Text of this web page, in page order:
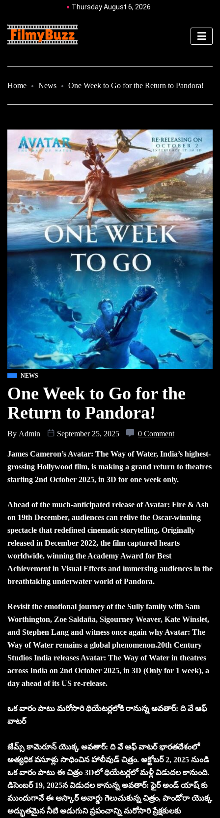
Thursday August 6, 2026
Home News One Week to Go for the Return to Pandora!
NEWS
One Week to Go for the
Return to Pandora!
By Admin September 25, 2025 0 Comment
James Cameron’s Avatar: The Way of Water, India’s highest-
grossing Hollywood film, is making a grand return to theatres
starting 2nd October 2025, in 3D for one week only.
Ahead of the much-anticipated release of Avatar: Fire & Ash
on 19th December, audiences can relive the Oscar-winning
spectacle that redefined cinematic storytelling. Originally
released in December 2022, the film captured hearts
worldwide, winning the Academy Award for Best
Achievement in Visual Effects and immersing audiences in the
breathtaking underwater world of Pandora.
Revisit the emotional journey of the Sully family with Sam
Worthington, Zoe Saldaña, Sigourney Weaver, Kate Winslet,
and Stephen Lang and witness once again why Avatar: The
Way of Water remains a global phenomenon.20th Century
Studios India releases Avatar: The Way of Water in theatres
across India on 2nd October 2025, in 3D (Only for 1 week), a
day ahead of its US re-release.
ఒక వారం పాటు మరోసారి థియేటర్లలోకి రానున్న అవతార్: ది వే ఆఫ్
వాటర్
జేమ్స్ కామెరూన్ యొక్క అవతార్: ది వే ఆఫ్ వాటర్ భారతదేశంలో
అత్యధిక వసూళ్లు సాధించిన హాలీవుడ్ చిత్రం. అక్టోబర్ 2, 2025 నుండి
ఒక వారం పాటు ఈ చిత్రం 3Dలో థియేటర్లలో మళ్లీ విడుదల కానుంది.
డిసెంబర్ 19, 2025న విడుదల కానున్న అవతార్: ఫైర్ అండ్ యాష్ కు
ముందుగానే ఈ ఆస్కార్ అవార్డు గెలుచుకున్న చిత్రం, పాండోరా యొక్క
అద్భుతమైన నీటి అడుగుని ప్రపంచాన్ని మరోసారి ప్రేక్షకులకు